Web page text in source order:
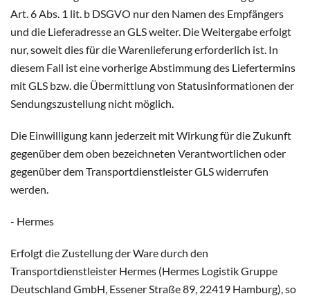
Art. 6 Abs. 1 lit. b DSGVO nur den Namen des Empfängers
und die Lieferadresse an GLS weiter. Die Weitergabe erfolgt
nur, soweit dies für die Warenlieferung erforderlich ist. In
diesem Fall ist eine vorherige Abstimmung des Liefertermins
mit GLS bzw. die Übermittlung von Statusinformationen der
Sendungszustellung nicht möglich.
Die Einwilligung kann jederzeit mit Wirkung für die Zukunft
gegenüber dem oben bezeichneten Verantwortlichen oder
gegenüber dem Transportdienstleister GLS widerrufen
werden.
- Hermes
Erfolgt die Zustellung der Ware durch den
Transportdienstleister Hermes (Hermes Logistik Gruppe
Deutschland GmbH, Essener Straße 89, 22419 Hamburg), so